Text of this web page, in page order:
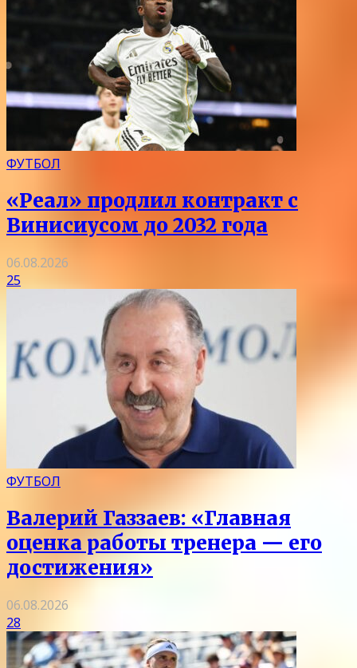
ФУТБОЛ
«Реал» продлил контракт с
Винисиусом до 2032 года
06.08.2026
25
ФУТБОЛ
Валерий Газзаев: «Главная
оценка работы тренера — его
достижения»
06.08.2026
28